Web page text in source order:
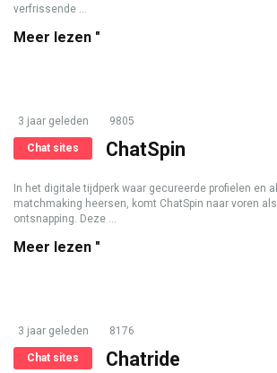
verfrissende ...
Meer lezen "
3 jaar geleden 9805
Chat sites ChatSpin
In het digitale tijdperk waar gecureerde profielen en
matchmaking heersen, komt ChatSpin naar voren
ontsnapping. Deze ...
Meer lezen "
3 jaar geleden 8176
Chat sites Chatride